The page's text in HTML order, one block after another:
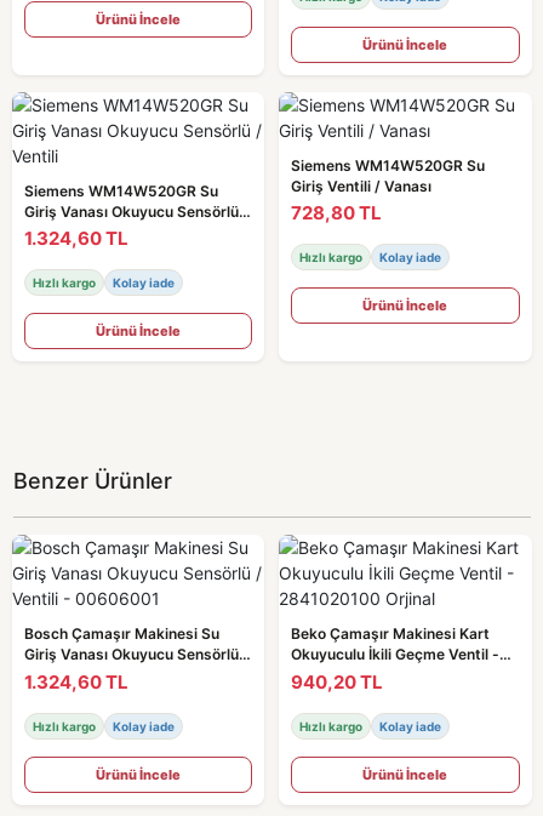
Ürünü İncele
Ürünü İncele
Siemens WM14W520GR Su
Giriş Vanası Okuyucu Sensörlü /
Ventili
1.324,60 TL
Hızlı kargo Kolay iade
Ürünü İncele
Siemens WM14W520GR Su
Giriş Ventili / Vanası
728,80 TL
Hızlı kargo Kolay iade
Ürünü İncele
Benzer Ürünler
Bosch Çamaşır Makinesi Su
Giriş Vanası Okuyucu Sensörlü /
Ventili - 00606001
1.324,60 TL
Hızlı kargo Kolay iade
Ürünü İncele
Beko Çamaşır Makinesi Kart
Okuyuculu İkili Geçme Ventil -
2841020100 Orjinal
940,20 TL
Hızlı kargo Kolay iade
Ürünü İncele